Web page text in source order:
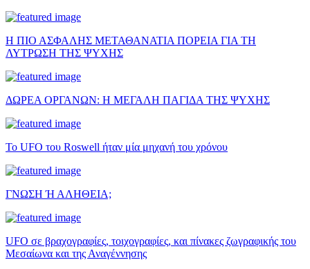
Η ΠΙΟ ΑΣΦΑΛΗΣ ΜΕΤΑΘΑΝΑΤΙΑ ΠΟΡΕΙΑ ΓΙΑ ΤΗ
ΛΥΤΡΩΣΗ ΤΗΣ ΨΥΧΗΣ
ΔΩΡΕΑ ΟΡΓΑΝΩΝ: Η ΜΕΓΑΛΗ ΠΑΓΙΔΑ ΤΗΣ ΨΥΧΗΣ
Το UFO του Roswell ήταν μία μηχανή του χρόνου
ΓΝΩΣΗ Ή ΑΛΗΘΕΙΑ;
UFO σε βραχογραφίες, τοιχογραφίες, και πίνακες ζωγραφικής του
Μεσαίωνα και της Αναγέννησης